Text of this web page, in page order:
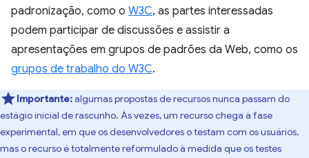
padronização, como o W3C, as partes interessadas
podem participar de discussões e assistir a
apresentações em grupos de padrões da Web, como os
grupos de trabalho do W3C.
Importante:algumas propostas de recursos nunca passam do
estágio inicial de rascunho. Às vezes, um recurso chega à fase
experimental, em que os desenvolvedores o testam com os usuários,
mas o recurso é totalmente reformulado à medida que os testes